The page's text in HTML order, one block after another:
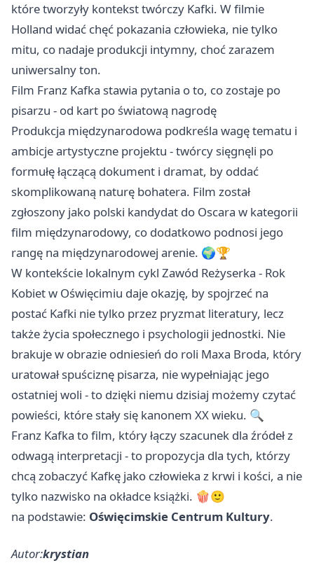
które tworzyły kontekst twórczy Kafki. W filmie
Holland widać chęć pokazania człowieka, nie tylko
mitu, co nadaje produkcji intymny, choć zarazem
uniwersalny ton.
Film Franz Kafka stawia pytania o to, co zostaje po
pisarzu - od kart po światową nagrodę
Produkcja międzynarodowa podkreśla wagę tematu i
ambicje artystyczne projektu - twórcy sięgnęli po
formułę łączącą dokument i dramat, by oddać
skomplikowaną naturę bohatera. Film został
zgłoszony jako polski kandydat do Oscara w kategorii
film międzynarodowy, co dodatkowo podnosi jego
rangę na międzynarodowej arenie. 🌍🏆
W kontekście lokalnym cykl Zawód Reżyserka - Rok
Kobiet w Oświęcimiu daje okazję, by spojrzeć na
postać Kafki nie tylko przez pryzmat literatury, lecz
także życia społecznego i psychologii jednostki. Nie
brakuje w obrazie odniesień do roli Maxa Broda, który
uratował spuściznę pisarza, nie wypełniając jego
ostatniej woli - to dzięki niemu dzisiaj możemy czytać
powieści, które stały się kanonem XX wieku. 🔍
Franz Kafka to film, który łączy szacunek dla źródeł z
odwagą interpretacji - to propozycja dla tych, którzy
chcą zobaczyć Kafkę jako człowieka z krwi i kości, a nie
tylko nazwisko na okładce książki. 🍿🙂
na podstawie: Oświęcimskie Centrum Kultury.
Autor:krystian